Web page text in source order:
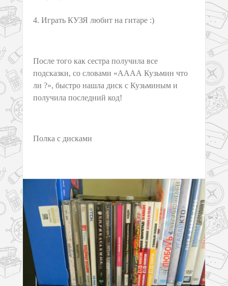
4. Играть КУЗЯ любит на гитаре :)
После того как сестра получила все
подсказки, со словами «АААА Кузьмин что
ли ?», быстро нашла диск с Кузьминым и
получила последний код!
Полка с дисками